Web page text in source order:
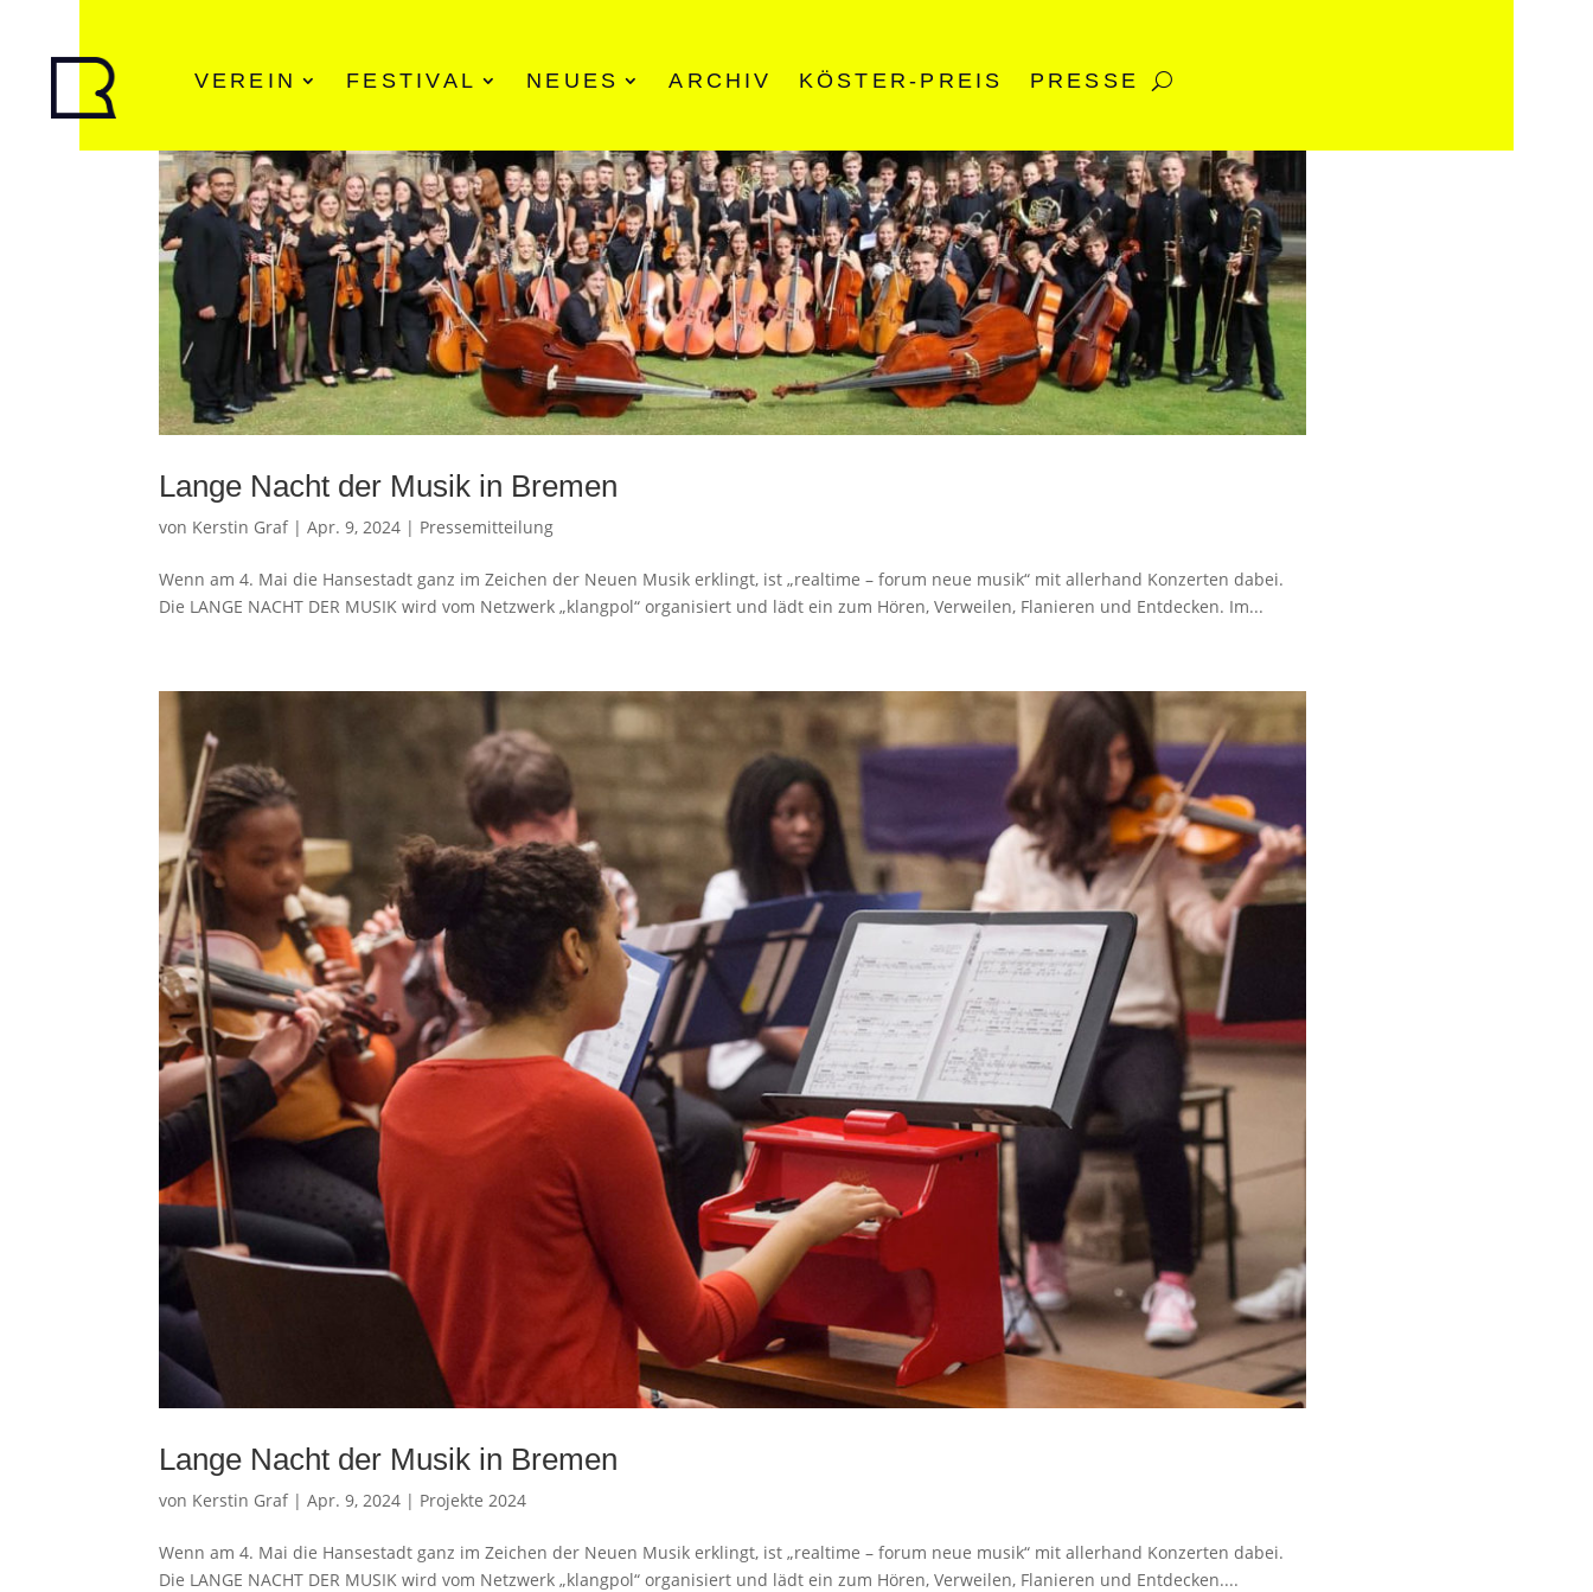
VEREIN FESTIVAL NEUES ARCHIV KÖSTER-PREIS PRESSE
Lange Nacht der Musik in Bremen
von Kerstin Graf|Apr. 9, 2024 | Pressemitteilung
Wenn am 4. Mai die Hansestadt ganz im Zeichen der Neuen Musik erklingt, ist „realtime – forum neue musik“ mit allerhand Konzerten dabei.
Die LANGE NACHT DER MUSIK wird vom Netzwerk „klangpol“ organisiert und lädt ein zum Hören, Verweilen, Flanieren und Entdecken. Im...
Lange Nacht der Musik in Bremen
von Kerstin Graf|Apr. 9, 2024 | Projekte 2024
Wenn am 4. Mai die Hansestadt ganz im Zeichen der Neuen Musik erklingt, ist „realtime – forum neue musik“ mit allerhand Konzerten dabei.
Die LANGE NACHT DER MUSIK wird vom Netzwerk „klangpol“ organisiert und lädt ein zum Hören, Verweilen, Flanieren und Entdecken....